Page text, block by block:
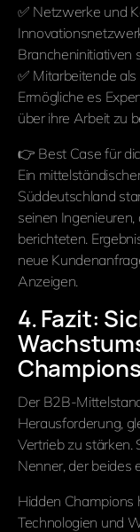
✅ Netzwerke und
Brancheninitiativen
✅ Mitarbeitende
Ermögliche es
über ihre Arbeit zu
👉 Best Case für
Ein
Süddeutschland
seinen
berichteten.
neue
Anzeigen.
4. Fazit:
Champions
Der B2B-
Herausforderung,
Vertrieb zu stärken.
Nenner, der beides
Hidden Champions
Technologien und